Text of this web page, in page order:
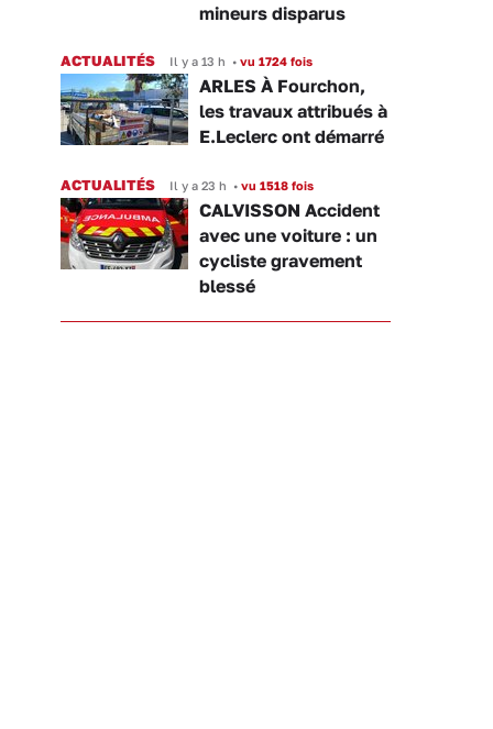
mineurs disparus
ACTUALITÉS Il y a 13 h • vu 1724 fois
ARLES À Fourchon,
les travaux attribués à
E.Leclerc ont démarré
ACTUALITÉS Il y a 23 h • vu 1518 fois
CALVISSON Accident
avec une voiture : un
cycliste gravement
blessé